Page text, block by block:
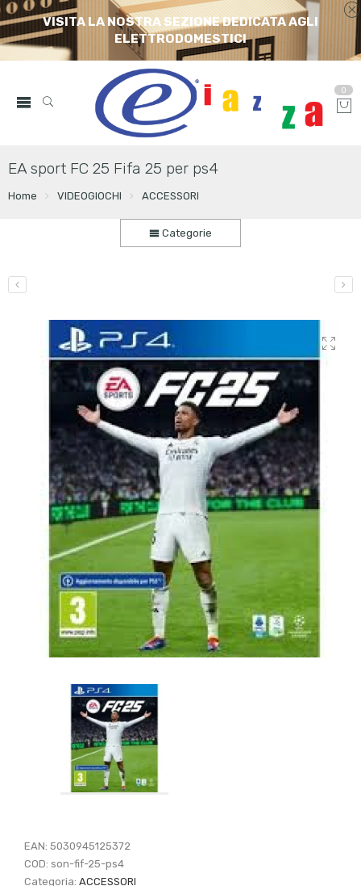
VISITA LA NOSTRA SEZIONE DEDICATA AGLI
ELETTRODOMESTICI
0
EA sport FC 25 Fifa 25 per ps4
Home VIDEOGIOCHI ACCESSORI
Categorie
EAN:5030945125372
COD:son-fif-25-ps4
Categoria:ACCESSORI